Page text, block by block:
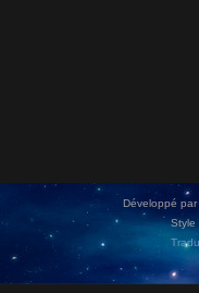
Développé par
Style